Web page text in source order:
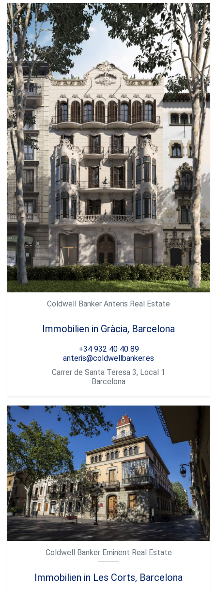
Coldwell Banker Anteris Real Estate
Immobilien in Gràcia, Barcelona
+34 932 40 40 89
anteris@coldwellbanker.es
Carrer de Santa Teresa 3, Local 1
Barcelona
Coldwell Banker Eminent Real Estate
Immobilien in Les Corts, Barcelona